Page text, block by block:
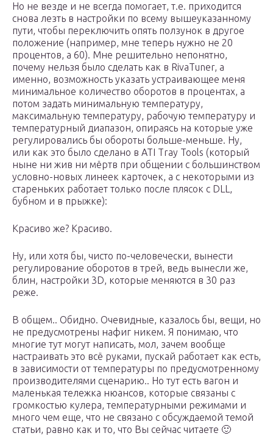
Но не везде и не всегда помогает, т.е. приходится
снова лезть в настройки по всему вышеуказанному
пути, чтобы переключить опять ползунок в другое
положение (например, мне теперь нужно не 20
процентов, а 60). Мне решительно непонятно,
почему нельзя было сделать как в RivaTuner, а
именно, возможность указать устраивающее меня
минимальное количество оборотов в процентах, а
потом задать минимальную температуру,
максимальную температуру, рабочую температуру и
температурный диапазон, опираясь на которые уже
регулировались бы обороты больше-меньше. Ну,
или как это было сделано в ATI Tray Tools (который
ныне ни жив ни мёртв при общении с большинством
условно-новых линеек карточек, а с некоторыми из
стареньких работает только после плясок с DLL,
бубном и в прыжке):
Красиво же? Красиво.
Ну, или хотя бы, чисто по-человечески, вынести
регулирование оборотов в трей, ведь вынесли же,
блин, настройки 3D, которые меняются в 30 раз
реже.
В общем.. Обидно. Очевидные, казалось бы, вещи, но
не предусмотрены нафиг никем. Я понимаю, что
многие тут могут написать, мол, зачем вообще
настраивать это всё руками, пускай работает как есть,
в зависимости от температуры по предусмотренному
производителями сценарию.. Но тут есть вагон и
маленькая тележка нюансов, которые связаны с
громкостью кулера, температурными режимами и
много чем еще, что не связано с обсуждаемой темой
статьи, равно как и то, что Вы сейчас читаете 🙂